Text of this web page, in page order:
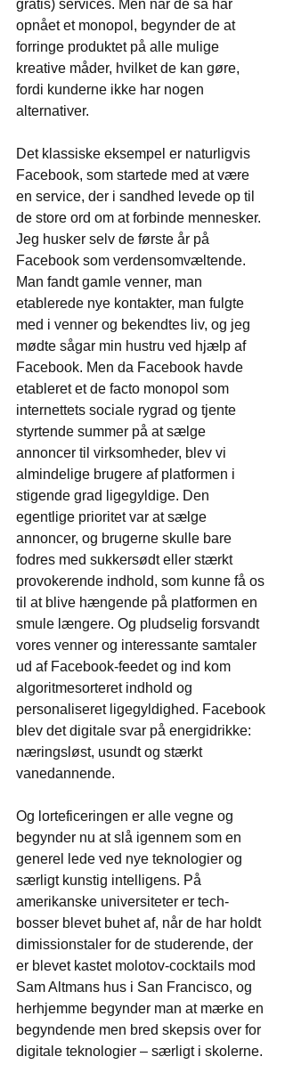
gratis) services. Men når de så har
opnået et monopol, begynder de at
forringe produktet på alle mulige
kreative måder, hvilket de kan gøre,
fordi kunderne ikke har nogen
alternativer.
Det klassiske eksempel er naturligvis
Facebook, som startede med at være
en service, der i sandhed levede op til
de store ord om at forbinde mennesker.
Jeg husker selv de første år på
Facebook som verdensomvæltende.
Man fandt gamle venner, man
etablerede nye kontakter, man fulgte
med i venner og bekendtes liv, og jeg
mødte sågar min hustru ved hjælp af
Facebook. Men da Facebook havde
etableret et de facto monopol som
internettets sociale rygrad og tjente
styrtende summer på at sælge
annoncer til virksomheder, blev vi
almindelige brugere af platformen i
stigende grad ligegyldige. Den
egentlige prioritet var at sælge
annoncer, og brugerne skulle bare
fodres med sukkersødt eller stærkt
provokerende indhold, som kunne få os
til at blive hængende på platformen en
smule længere. Og pludselig forsvandt
vores venner og interessante samtaler
ud af Facebook-feedet og ind kom
algoritmesorteret indhold og
personaliseret ligegyldighed. Facebook
blev det digitale svar på energidrikke:
næringsløst, usundt og stærkt
vanedannende.
Og lorteficeringen er alle vegne og
begynder nu at slå igennem som en
generel lede ved nye teknologier og
særligt kunstig intelligens. På
amerikanske universiteter er tech-
bosser blevet buhet af, når de har holdt
dimissionstaler for de studerende, der
er blevet kastet molotov-cocktails mod
Sam Altmans hus i San Francisco, og
herhjemme begynder man at mærke en
begyndende men bred skepsis over for
digitale teknologier – særligt i skolerne.